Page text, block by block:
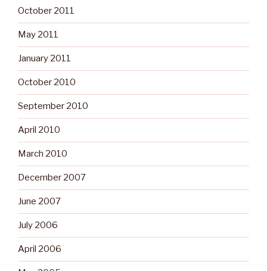
October 2011
May 2011
January 2011
October 2010
September 2010
April 2010
March 2010
December 2007
June 2007
July 2006
April 2006